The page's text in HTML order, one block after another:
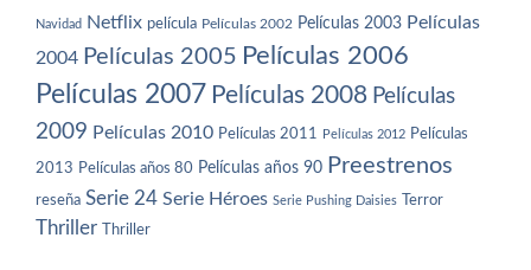
Navidad Netflix película Películas 2002 Películas 2003 Películas
2004 Películas 2005 Películas 2006
Películas 2007 Películas 2008 Películas
2009 Películas 2010 Películas 2011 Películas 2012 Películas
2013 Películas años 80 Películas años 90 Preestrenos
reseña Serie 24 Serie Héroes Serie Pushing Daisies Terror
Thriller Thriller